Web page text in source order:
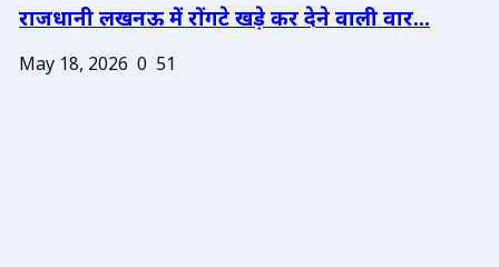
राजधानी लखनऊ में रोंगटे खड़े कर देने वाली वार...
May 18, 2026 0 51